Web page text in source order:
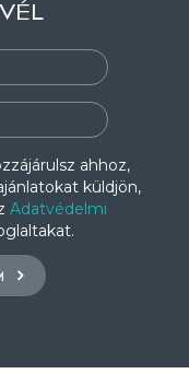
ahhoz,
küldjön,
Adatvédelmi